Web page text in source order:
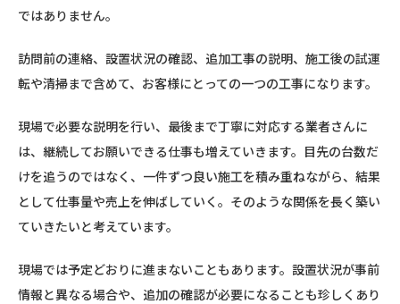
ではありません。
訪問前の連絡、設置状況の確認、追加工事の説明、施工後の試運
転や清掃まで含めて、お客様にとっての一つの工事になります。
現場で必要な説明を行い、最後まで丁寧に対応する業者さんに
は、継続してお願いできる仕事も増えていきます。目先の台数だ
けを追うのではなく、一件ずつ良い施工を積み重ねながら、結果
として仕事量や売上を伸ばしていく。そのような関係を長く築い
ていきたいと考えています。
現場では予定どおりに進まないこともあります。設置状況が事前
情報と異なる場合や、追加の確認が必要になることも珍しくあり